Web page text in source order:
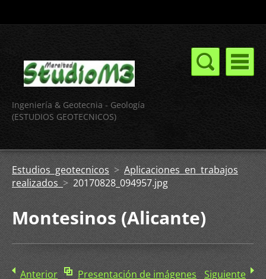
Ingeniería & Geotecnia - Geología
(ESTUDIOS GEOTECNICOS)
Estudios geotecnicos > Aplicaciones en trabajos
realizados > 20170828_094957.jpg
Montesinos (Alicante)
Anterior Presentación de imágenes Siguiente